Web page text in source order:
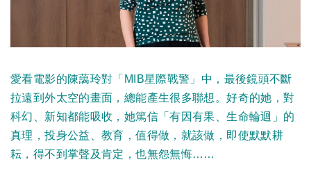
愛看電影的陳藹玲對「MIB星際戰警」中，最後鏡頭不斷
拉遠到外太空的畫面，總能產生很多聯想。好奇的她，對
科幻、新知都能吸收，她篤信「有因有果、生命輪迴」的
真理，投身公益、教育，值得做，就該做，即使默默耕
耘，得不到掌聲及肯定，也無怨無悔……